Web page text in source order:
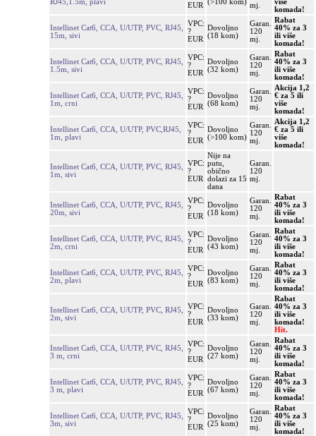
EUR
mj.
komada!
Intellinet Cat6, CCA, U/UTP, PVC, RJ45,
15m, sivi
VPC:
?
EUR
Dovoljno
(18 kom)
Garan.
120
mj.
Rabat
40% za 3
ili više
komada!
Intellinet Cat6, CCA, U/UTP, PVC, RJ45,
1.5m, sivi
VPC:
?
EUR
Dovoljno
(32 kom)
Garan.
120
mj.
Rabat
40% za 3
ili više
komada!
Intellinet Cat6, CCA, U/UTP, PVC, RJ45,
1m, crni
VPC:
?
EUR
Dovoljno
(68 kom)
Garan.
120
mj.
Akcija 1,2
€ za 5 ili
više
komada!
Intellinet Cat6, CCA, U/UTP, PVC,RJ45,
1m, plavi
VPC:
?
EUR
Dovoljno
(>100 kom)
Garan.
120
mj.
Akcija 1,2
€ za 5 ili
više
komada!
Intellinet Cat6, CCA, U/UTP, PVC, RJ45,
1m, sivi
VPC:
?
EUR
Nije na
putu,
obično
dolazi za 15
dana
Garan.
120
mj.
Intellinet Cat6, CCA, U/UTP, PVC, RJ45,
20m, sivi
VPC:
?
EUR
Dovoljno
(18 kom)
Garan.
120
mj.
Rabat
40% za 3
ili više
komada!
Intellinet Cat6, CCA, U/UTP, PVC, RJ45,
2m, crni
VPC:
?
EUR
Dovoljno
(43 kom)
Garan.
120
mj.
Rabat
40% za 3
ili više
komada!
Intellinet Cat6, CCA, U/UTP, PVC, RJ45,
2m, plavi
VPC:
?
EUR
Dovoljno
(83 kom)
Garan.
120
mj.
Rabat
40% za 3
ili više
komada!
Intellinet Cat6, CCA, U/UTP, PVC, RJ45,
2m, sivi
VPC:
?
EUR
Dovoljno
(33 kom)
Garan.
120
mj.
Rabat
40% za 3
ili više
komada!
Hit.
Intellinet Cat6, CCA, U/UTP, PVC, RJ45,
3 m, crni
VPC:
?
EUR
Dovoljno
(27 kom)
Garan.
120
mj.
Rabat
40% za 3
ili više
komada!
Intellinet Cat6, CCA, U/UTP, PVC, RJ45,
3 m, plavi
VPC:
?
EUR
Dovoljno
(67 kom)
Garan.
120
mj.
Rabat
40% za 3
ili više
komada!
Intellinet Cat6, CCA, U/UTP, PVC, RJ45,
3m, sivi
VPC:
?
EUR
Dovoljno
(25 kom)
Garan.
120
mj.
Rabat
40% za 3
ili više
komada!